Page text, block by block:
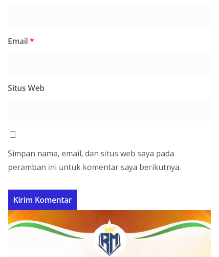
Email*
Situs Web
Simpan nama, email, dan situs web saya pada
peramban ini untuk komentar saya berikutnya.